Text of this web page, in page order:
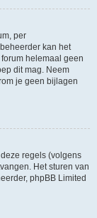
per
kan het
helemaal geen
dit mag. Neem
je geen bijlagen
regels (volgens
Het sturen van
phpBB Limited